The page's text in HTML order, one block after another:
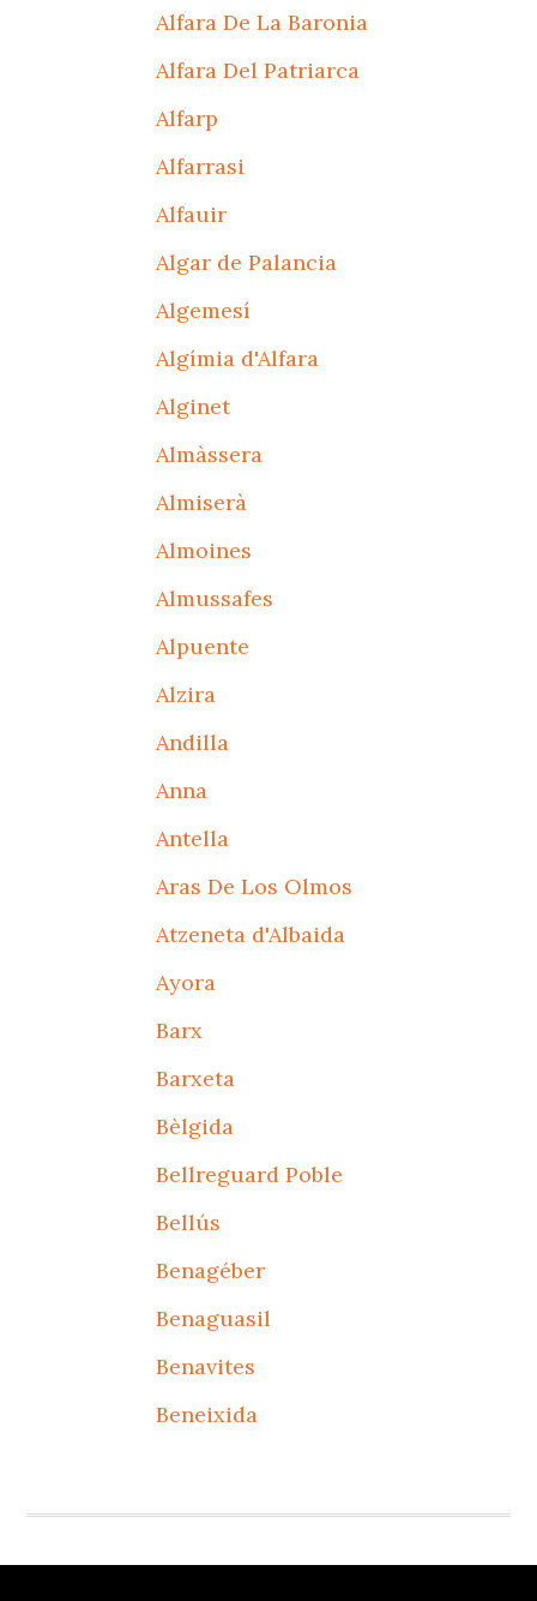
Alfara De La Baronia
Alfara Del Patriarca
Alfarp
Alfarrasi
Alfauir
Algar de Palancia
Algemesí
Algímia d'Alfara
Alginet
Almàssera
Almiserà
Almoines
Almussafes
Alpuente
Alzira
Andilla
Anna
Antella
Aras De Los Olmos
Atzeneta d'Albaida
Ayora
Barx
Barxeta
Bèlgida
Bellreguard Poble
Bellús
Benagéber
Benaguasil
Benavites
Beneixida